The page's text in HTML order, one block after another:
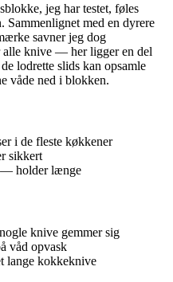
jeg har testet, føles
Sammenlignet med en dyrere
savner jeg dog
alle knive — her ligger en del
lodrette slids kan opsamle
våde ned i blokken.
i de fleste køkkener
sikkert
— holder længe
knive gemmer sig
våd opvask
lange kokkeknive